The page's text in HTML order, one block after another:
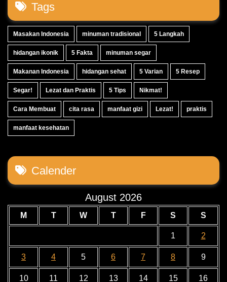
Tags
Masakan Indonesia minuman tradisional 5 Langkah
hidangan ikonik 5 Fakta minuman segar
Makanan Indonesia hidangan sehat 5 Varian 5 Resep
Segar! Lezat dan Praktis 5 Tips Nikmat!
Cara Membuat cita rasa manfaat gizi Lezat! praktis
manfaat kesehatan
Calender
August 2026
M T W T F S S
1 2
3 4 5 6 7 8 9
10 11 12 13 14 15 16